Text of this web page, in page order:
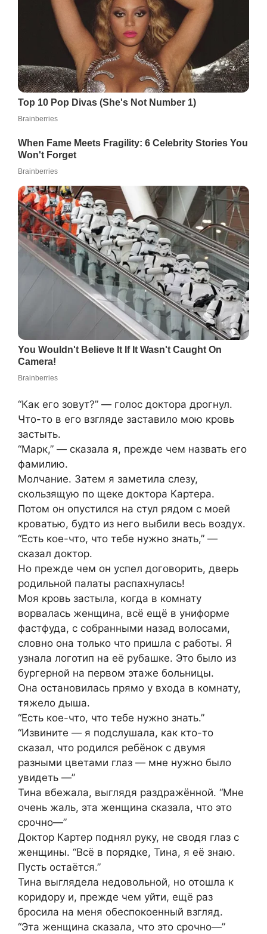
“Как его зовут?” — голос доктора дрогнул.
Что-то в его взгляде заставило мою кровь
застыть.
“Марк,” — сказала я, прежде чем назвать его
фамилию.
Молчание. Затем я заметила слезу,
скользящую по щеке доктора Картера.
Потом он опустился на стул рядом с моей
кроватью, будто из него выбили весь воздух.
“Есть кое-что, что тебе нужно знать,” —
сказал доктор.
Но прежде чем он успел договорить, дверь
родильной палаты распахнулась!
Моя кровь застыла, когда в комнату
ворвалась женщина, всё ещё в униформе
фастфуда, с собранными назад волосами,
словно она только что пришла с работы. Я
узнала логотип на её рубашке. Это было из
бургерной на первом этаже больницы.
Она остановилась прямо у входа в комнату,
тяжело дыша.
“Есть кое-что, что тебе нужно знать.”
“Извините — я подслушала, как кто-то
сказал, что родился ребёнок с двумя
разными цветами глаз — мне нужно было
увидеть —”
Тина вбежала, выглядя раздражённой. “Мне
очень жаль, эта женщина сказала, что это
срочно—”
Доктор Картер поднял руку, не сводя глаз с
женщины. “Всё в порядке, Тина, я её знаю.
Пусть остаётся.”
Тина выглядела недовольной, но отошла к
коридору и, прежде чем уйти, ещё раз
бросила на меня обеспокоенный взгляд.
“Эта женщина сказала, что это срочно—”